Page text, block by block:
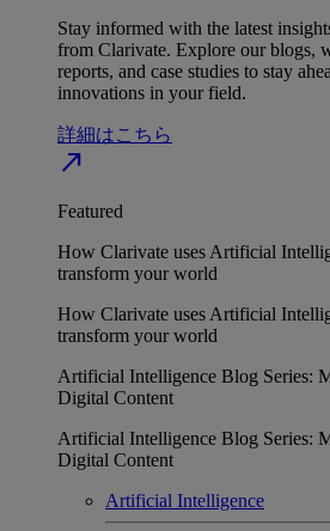
Stay informed with the latest
from Clarivate. Explore our blogs,
reports, and case studies to stay
innovations in your field.
詳細はこちら
north_east
Featured
How Clarivate uses Artificial
transform your world
How Clarivate uses Artificial
transform your world
Artificial Intelligence Blog Series:
Digital Content
Artificial Intelligence Blog Series:
Digital Content
Artificial Intelligence